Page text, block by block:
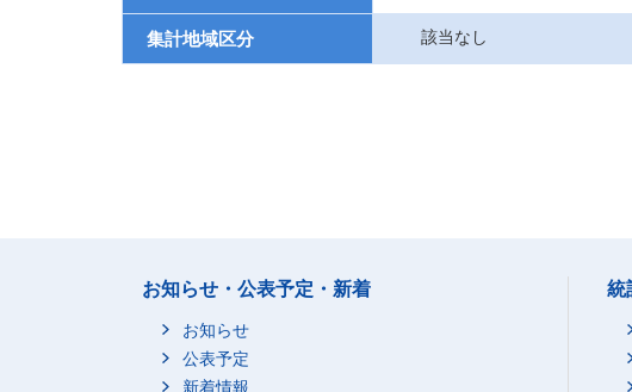
集計地域区分 該当なし
お知らせ・公表予定・新着
お知らせ
公表予定
新着情報
統